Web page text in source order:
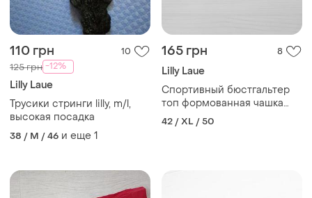
110 грн 10
125 грн -12%
Lilly Laue
Трусики стринги lilly, m/l,
высокая посадка
38 / M / 46 и еще 1
165 грн 8
Lilly Laue
Спортивный бюстгальтер
топ формованная чашка
85a 🌺
42 / XL / 50